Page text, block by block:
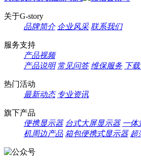
关于G-story
品牌简介 企业风采 联系我们
服务支持
产品视频
产品说明 常见问答 维保服务 下
热门活动
最新动态 专业资讯
旗下产品
便携显示器 台式大屏显示器 一体
机周边产品 箱包便携式显示器 超